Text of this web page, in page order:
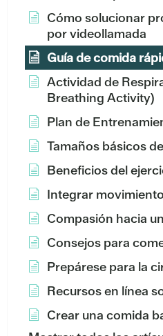
Cómo solucionar
por videollamada
Guía de comida
Actividad de
Breathing Activity)
Plan de
Tamaños básicos
Beneficios del
Integrar movimiento
Compasión hacia
Consejos para
Prepárese para la
Recursos en línea
Crear una comida